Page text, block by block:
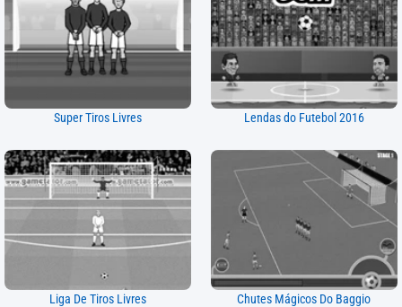
Super Tiros Livres Lendas do Futebol 2016
Liga De Tiros Livres Chutes Mágicos Do Baggio